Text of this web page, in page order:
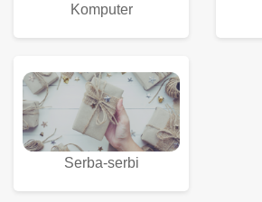
Komputer
Serba-serbi